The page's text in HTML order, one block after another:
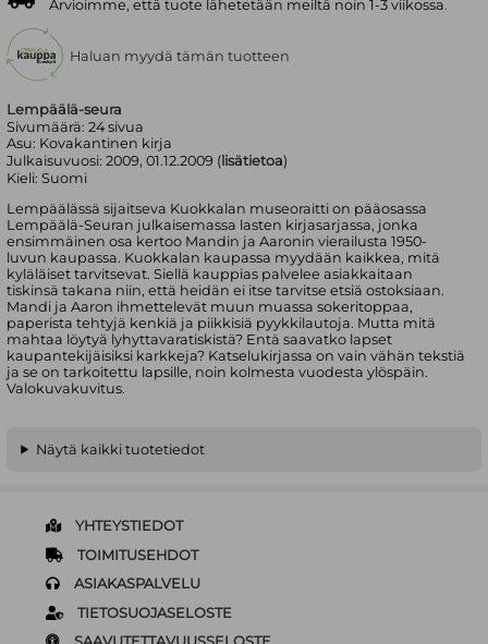
Lempäälä-seura
Sivumäärä:24sivua
Asu: Kovakantinen kirja
Julkaisuvuosi:2009, 01.12.2009 ( lisätietoa)
Kieli:Suomi
Lempäälässä sijaitseva Kuokkalan museoraitti on pääosassa
Lempäälä-Seuran julkaisemassa lasten kirjasarjassa, jonka
ensimmäinen osa kertoo Mandin ja Aaronin vierailusta 1950-
luvun kaupassa. Kuokkalan kaupassa myydään kaikkea, mitä
kyläläiset tarvitsevat. Siellä kauppias palvelee asiakkaitaan
tiskinsä takana niin, että heidän ei itse tarvitse etsiä ostoksiaan.
Mandi ja Aaron ihmettelevät muun muassa sokeritoppaa,
paperista tehtyjä kenkiä ja piikkisiä pyykkilautoja. Mutta mitä
mahtaa löytyä lyhyttavaratiskistä? Entä saavatko lapset
kaupantekijäisiksi karkkeja? Katselukirjassa on vain vähän tekstiä
ja se on tarkoitettu lapsille, noin kolmesta vuodesta ylöspäin.
Valokuvakuvitus.
Arvioimme, että tuote lähetetään meiltä noin 1-3 viikossa.
Haluan myydä tämän tuotteen
Näytä kaikki tuotetiedot
YHTEYSTIEDOT
TOIMITUSEHDOT
ASIAKASPALVELU
TIETOSUOJASELOSTE